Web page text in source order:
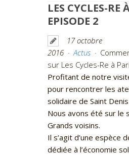
LES CYCLES-RE
EPISODE 2
17 octobre
2016
Actus
sur Les Cycles-Re à
Profitant de notre
pour rencontrer les
solidaire de Saint
Nous avons été sur le
Grands voisins.
Il s’agit d’une espèce
dédiée à l’économie